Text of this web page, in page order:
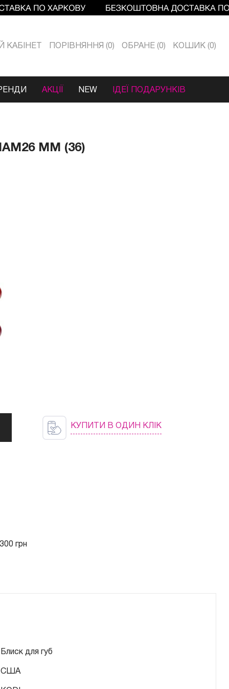
КАБIНЕТ ПОРІВНЯННЯ 0 ОБРАНЕ 0 КОШИК 0
АКЦІЇ NEW ІДЕЇ ПОДАРУНКІВ
ММ (36)
КУПИТИ В ОДИН КЛІК
грн
Блиск для губ
США